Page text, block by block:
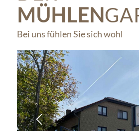
MÜHLEN
Bei uns fühlen Sie sich wohl